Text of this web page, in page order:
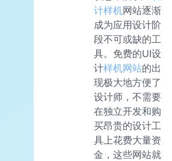
计样机网站逐渐
成为应用设计阶
段不可或缺的工
具。免费的UI设
计样机网站的出
现极大地方便了
设计师，不需要
在独立开发和购
买昂贵的设计工
具上花费大量资
金，这些网站就